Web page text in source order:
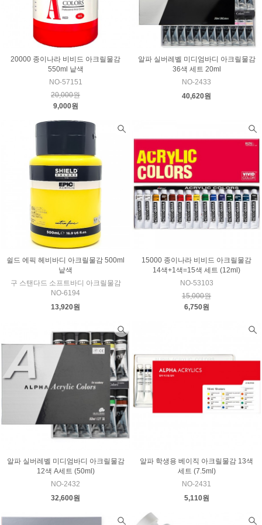
20000 종이나라 비비드 아크릴물감
550ml 낱색
NO-57151
20,000원
9,000원
알파 실버레벨 미디엄바디 아크릴물감
36색 세트 20ml
NO-2433
40,620원
쉴드 에픽 헤비바디 아크릴물감 500ml
낱색
구 스탠다드 소프트바디 아크릴물감
NO-6194
13,920원
15000 종이나라 비비드 아크릴물감
14색+1색=15색 세트 (12ml)
NO-53103
15,000원
6,750원
알파 실버레벨 미디엄바디 아크릴물감
12색 A세트 (50ml)
NO-2432
32,600원
알파 학생용 베이직 아크릴물감 13색
세트 (7.5ml)
NO-2431
5,110원